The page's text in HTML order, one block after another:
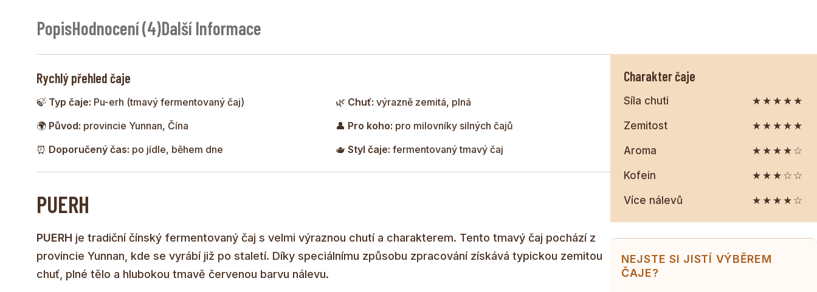
PopisHodnocení (4)Další Informace
Rychlý přehled čaje
🍃 Typ čaje: Pu-erh (tmavý fermentovaný čaj) 🌿 Chuť: výrazně zemitá, plná
🌍 Původ: provincie Yunnan, Čína 👤 Pro koho: pro milovníky silných čajů
⏰ Doporučený čas: po jídle, během dne 🫖 Styl čaje: fermentovaný tmavý čaj
PUERH
PUERH je tradiční čínský fermentovaný čaj s velmi výraznou chutí a charakterem. Tento tmavý čaj pochází z
provincie Yunnan, kde se vyrábí již po staletí. Díky speciálnímu způsobu zpracování získává typickou zemitou
chuť, plné tělo a hlubokou tmavě červenou barvu nálevu.
Charakter čaje
Síla chuti ★★★★★
Zemitost ★★★★★
Aroma ★★★★☆
Kofein ★★★☆☆
Více nálevů ★★★★☆
NEJSTE SI JISTÍ VÝBĚREM
ČAJE?